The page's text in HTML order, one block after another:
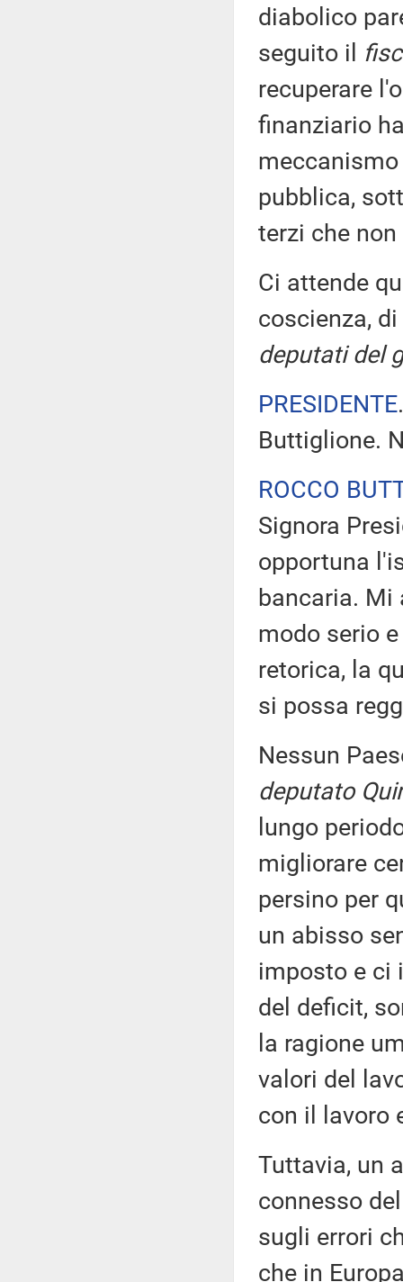
diabolico
seguito il
recuperare
finanziario
pubblica,
terzi che
Ci attende
coscienza,
deputati del
PRESIDENTE
Buttiglione.
ROCCO
Signora
opportuna
bancaria. Mi
modo serio
retorica, la
si possa
Nessun
deputato
lungo
migliorare
persino per
un abisso
imposto e ci
del deficit,
la ragione
valori del
con il lavoro
Tuttavia, un
connesso
sugli errori
che in